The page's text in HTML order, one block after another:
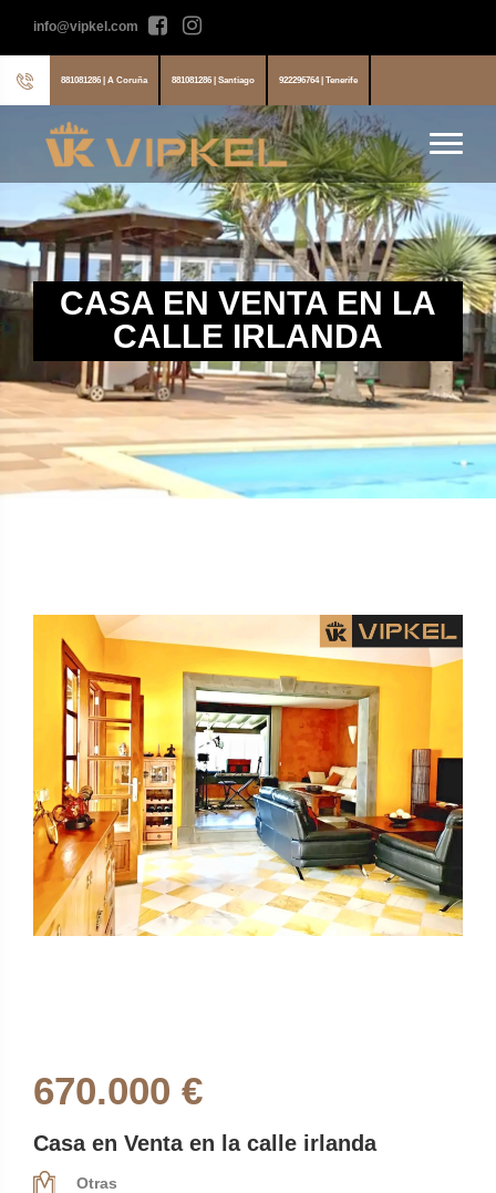
info@vipkel.com
881081286 | A Coruña 881081286 | Santiago 922296764 | Tenerife
CASA EN VENTA EN LA
CALLE IRLANDA
670.000 €
Casa en Venta en la calle irlanda
Otras